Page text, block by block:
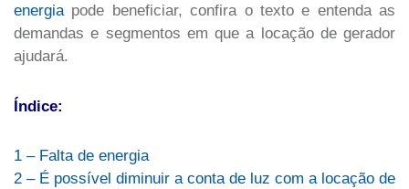
energia pode beneficiar, confira o texto e entenda as
demandas e segmentos em que a locação de gerador
ajudará.
Índice:
1 – Falta de energia
2 – É possível diminuir a conta de luz com a locação de